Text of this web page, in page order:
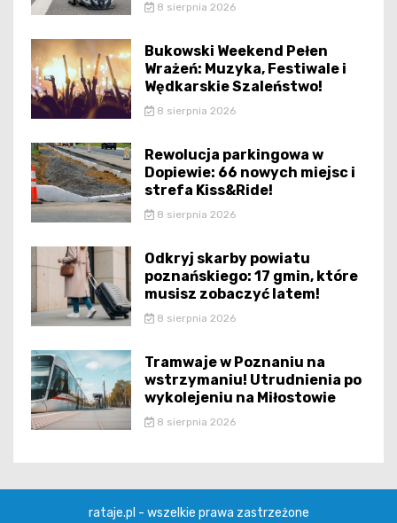
8 sierpnia 2026
Bukowski Weekend Pełen
Wrażeń: Muzyka, Festiwale i
Wędkarskie Szaleństwo!
8 sierpnia 2026
Rewolucja parkingowa w
Dopiewie: 66 nowych miejsc i
strefa Kiss&Ride!
8 sierpnia 2026
Odkryj skarby powiatu
poznańskiego: 17 gmin, które
musisz zobaczyć latem!
8 sierpnia 2026
Tramwaje w Poznaniu na
wstrzymaniu! Utrudnienia po
wykolejeniu na Miłostowie
8 sierpnia 2026
rataje.pl - wszelkie prawa zastrzeżone